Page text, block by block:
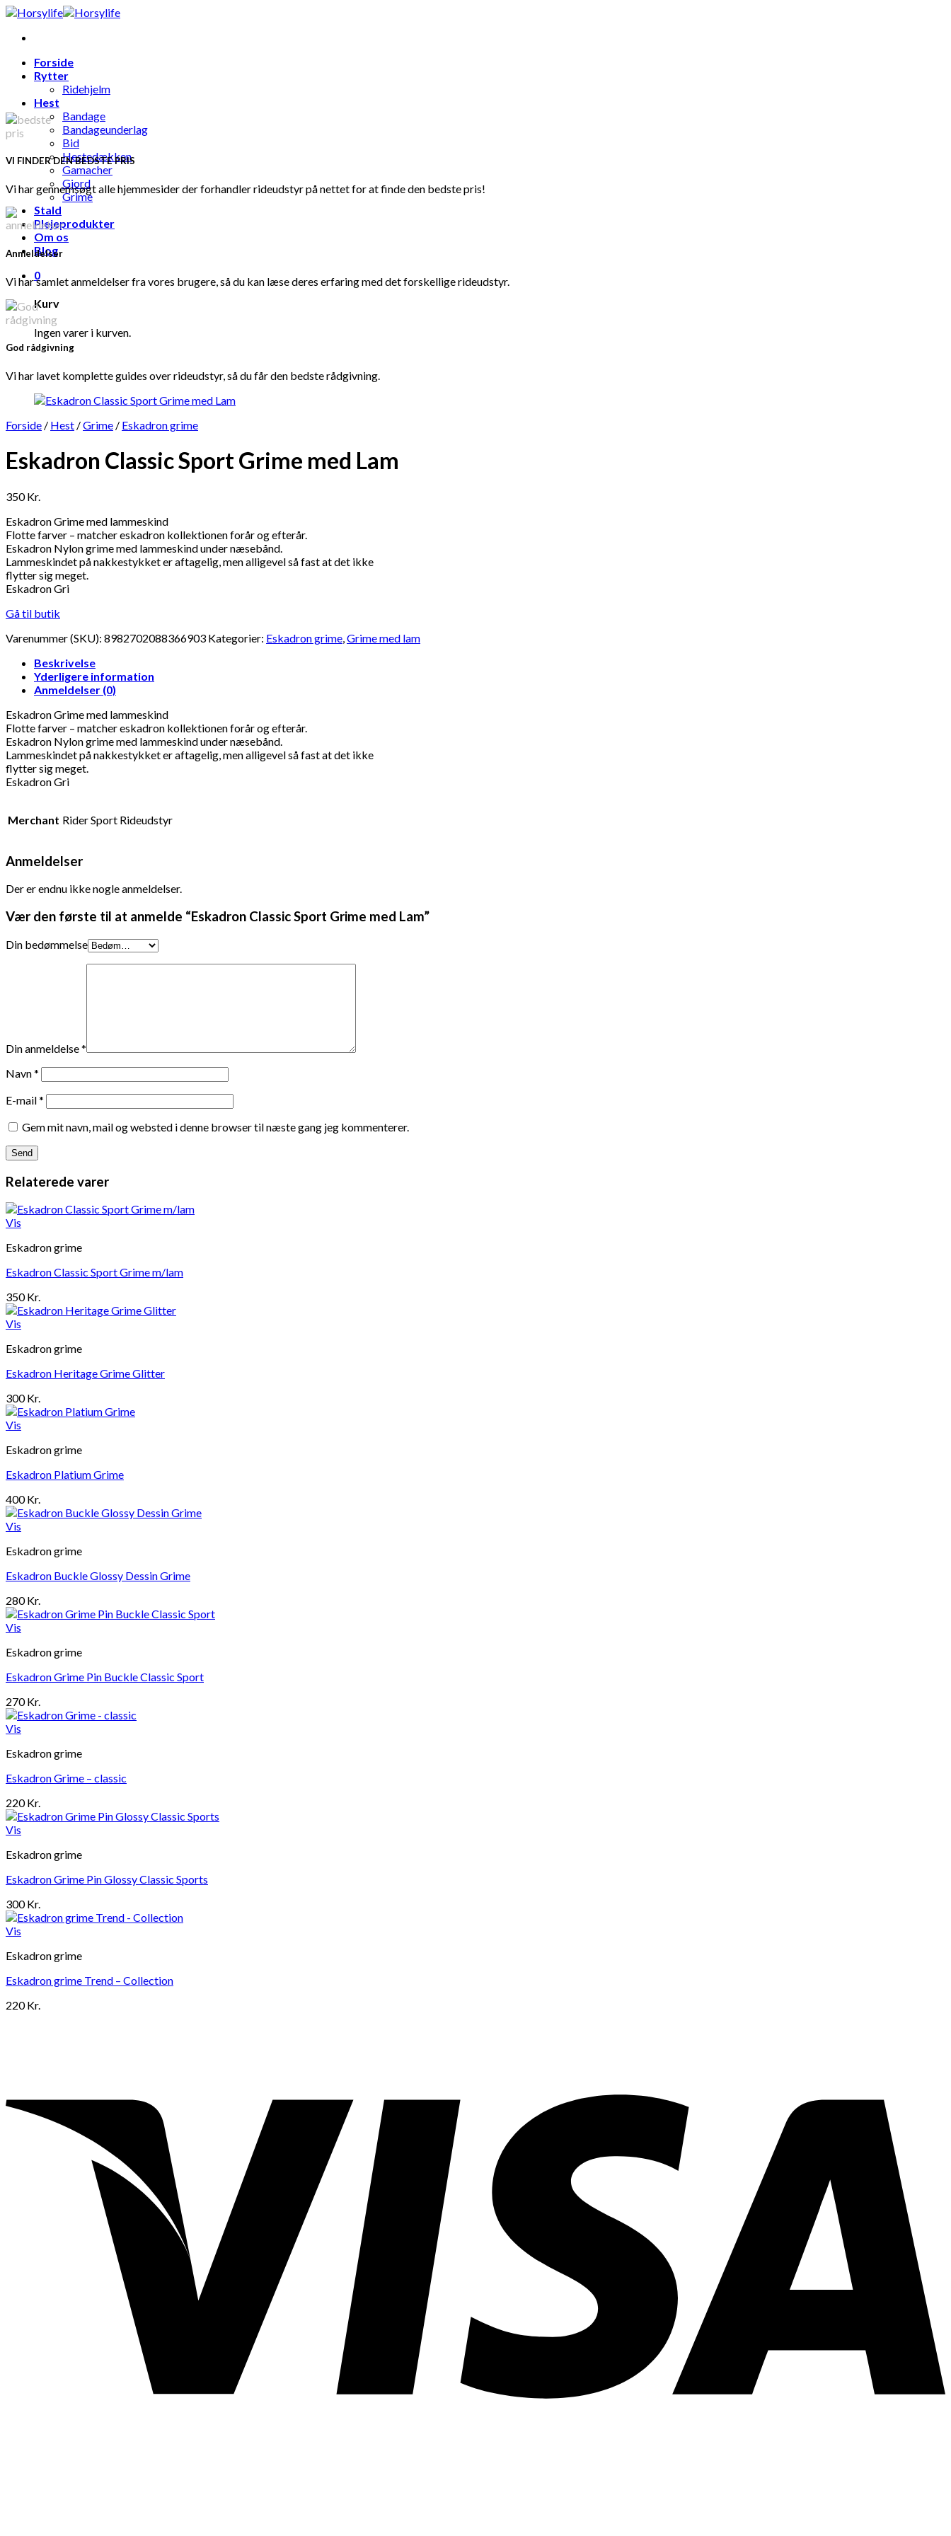
Skip
content
Forside
Rytter
Ridehjelm
Hest
Bandage
Bandageunderlag
Bid
Hestedækken
Gamacher
Gjord
Grime
Stald
Plejeprodukter
Om os
Blog
0
Kurv
Ingen varer i kurven.
VI FINDER DEN BEDSTE PRIS
Vi har gennemsøgt alle hjemmesider der forhandler rideudstyr på nettet for at finde den bedste pris!
Anmeldelser
Vi har samlet anmeldelser fra vores brugere, så du kan læse deres erfaring med det forskellige rideudstyr.
God rådgivning
Vi har lavet komplette guides over rideudstyr, så du får den bedste rådgivning.
Forside / Hest /Grime / Eskadron grime
Eskadron Classic Sport Grime med Lam
350Kr.
Eskadron Grime med lammeskind
Flotte farver – matcher eskadron kollektionen forår og efterår.
Eskadron Nylon grime med lammeskind under næsebånd.
Lammeskindet på nakkestykket er aftagelig, men alligevel så fast at det ikke
flytter sig meget.
Eskadron Gri
Gå til butik
Varenummer (SKU): 8982702088366903 Kategorier: Eskadron grime,Grime med lam
Beskrivelse
Yderligere information
Anmeldelser (0)
Eskadron Grime med lammeskind
Flotte farver – matcher eskadron kollektionen forår og efterår.
Eskadron Nylon grime med lammeskind under næsebånd.
Lammeskindet på nakkestykket er aftagelig, men alligevel så fast at det ikke
flytter sig meget.
Eskadron Gri
Merchant Rider Sport Rideudstyr
Anmeldelser
Der er endnu ikke nogle anmeldelser.
Vær den første til at anmelde “Eskadron Classic Sport Grime med Lam”
Din bedømmelse
Din anmeldelse*
Navn*
E-mail*
Gem mit navn, mail og websted i denne browser til næste gang jeg kommenterer.
Relaterede varer
Vis
Eskadron grime
Eskadron Classic Sport Grime m/lam
350Kr.
Vis
Eskadron grime
Eskadron Heritage Grime Glitter
300Kr.
Vis
Eskadron grime
Eskadron Platium Grime
400Kr.
Vis
Eskadron grime
Eskadron Buckle Glossy Dessin Grime
280Kr.
Vis
Eskadron grime
Eskadron Grime Pin Buckle Classic Sport
270Kr.
Vis
Eskadron grime
Eskadron Grime – classic
220Kr.
Vis
Eskadron grime
Eskadron Grime Pin Glossy Classic Sports
300Kr.
Vis
Eskadron grime
Eskadron grime Trend – Collection
220Kr.